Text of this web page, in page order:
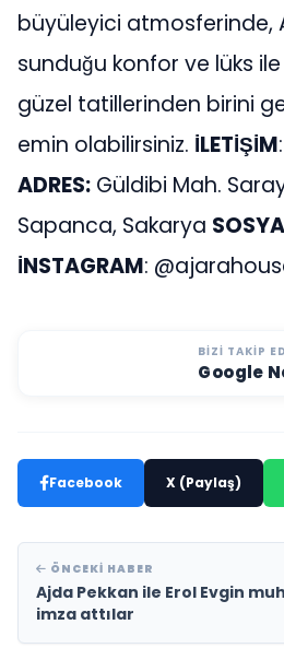
büyüleyici atmosferinde,
sunduğu konfor ve lüks ile
güzel tatillerinden birini
emin olabilirsiniz. İLETİŞİM
ADRES: Güldibi Mah.
Sapanca, Sakarya
İNSTAGRAM:
BIZI TAKIP
Google
Facebook X (Paylaş)
ÖNCEKI HABER
Ajda Pekkan ile Erol Evgin
imza attılar